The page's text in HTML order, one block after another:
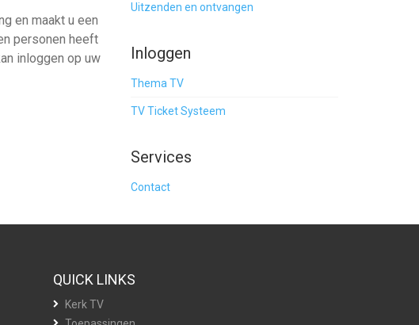
en maakt u een
personen heeft
inloggen op uw
Uitzenden en ontvangen
Inloggen
Thema TV
TV Ticket Systeem
Services
Contact
QUICK LINKS
Kerk TV